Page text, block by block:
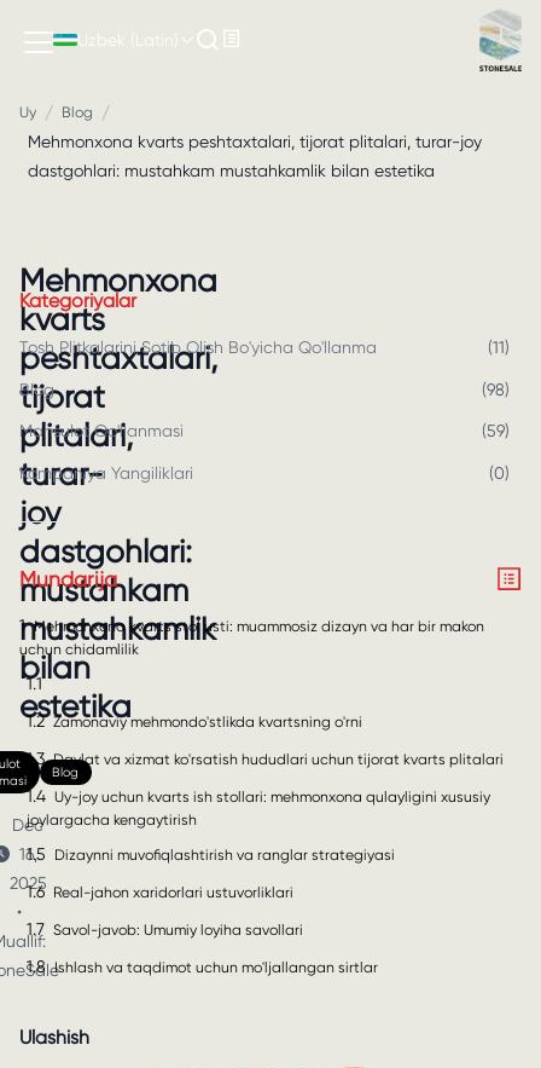
Uzbek (Latin)
Uy / Blog
/
Mehmonxona kvarts peshtaxtalari, tijorat plitalari, turar-joy
dastgohlari: mustahkam mustahkamlik bilan estetika
Mehmonxona
kvarts
peshtaxtalari,
tijorat
plitalari,
turar-
joy
dastgohlari:
mustahkam
mustahkamlik
bilan
estetika
Blog
Dec
16,
2025
•
Kategoriyalar
Tosh Plitkalarini Sotib Olish Bo'yicha Qo'llanma (11)
Blog (98)
Mahsulot Qo'llanmasi (59)
Kompaniya Yangiliklari (0)
Mundarija
1 Mehmonxona kvarts stol usti: muammosiz dizayn va har bir makon
uchun chidamlilik
1.1
1.2 Zamonaviy mehmondo'stlikda kvartsning o'rni
1.3 Davlat va xizmat ko'rsatish hududlari uchun tijorat kvarts plitalari
1.4 Uy-joy uchun kvarts ish stollari: mehmonxona qulayligini xususiy
joylargacha kengaytirish
1.5 Dizaynni muvofiqlashtirish va ranglar strategiyasi
1.6 Real-jahon xaridorlari ustuvorliklari
1.7 Savol-javob: Umumiy loyiha savollari
1.8 Ishlash va taqdimot uchun mo'ljallangan sirtlar
Ulashish